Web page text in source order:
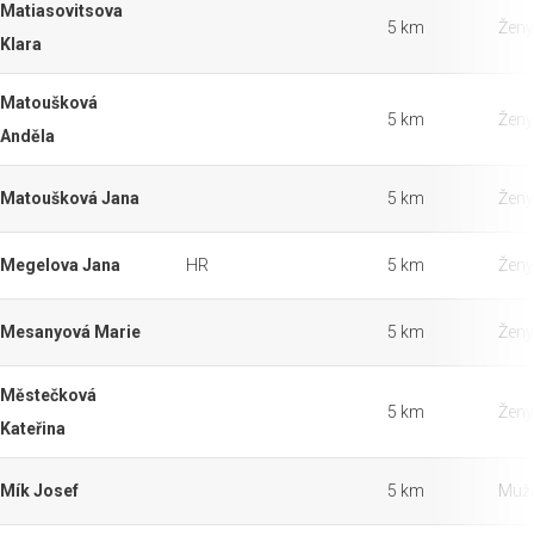
Matiasovitsova
Klara
5 km Ženy
Matoušková
Anděla
5 km Ženy
Matoušková Jana 5 km Ženy
Megelova Jana HR 5 km Ženy
Mesanyová Marie 5 km Ženy
Městečková
Kateřina
5 km Ženy
Mík Josef 5 km Muži